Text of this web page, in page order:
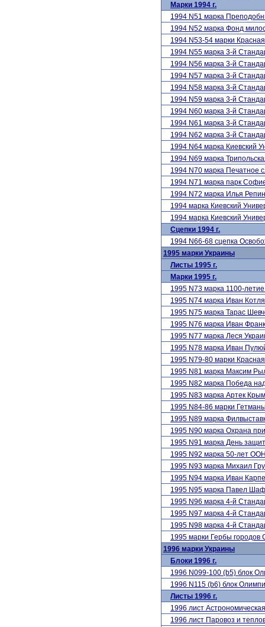
Марки 1994 г.
1994 N51 марка
1994 N52 марка Фонд
1994 N53-54 марки
1994 N55 марка 3-й
1994 N56 марка 3-й
1994 N57 марка 3-й
1994 N58 марка 3-й
1994 N59 марка 3-й
1994 N60 марка 3-й
1994 N61 марка 3-й
1994 N62 марка 3-й
1994 N64 марка Киевский
1994 N69 марка
1994 N70 марка Печатное
1994 N71 марка парк
1994 N72 марка Илья
1994 марка Киевский
1994 марка Киевский
Сцепки 1994 г.
1994 N66-68 сцепка
1995 марки Украины
Листы 1995 г.
Марки 1995 г.
1995 N73 марка 1100-
1995 N74 марка Иван
1995 N75 марка Тарас
1995 N76 марка Иван
1995 N77 марка Леся
1995 N78 марка Иван
1995 N79-80 марки
1995 N81 марка Максим
1995 N82 марка Победа
1995 N83 марка Артек Крым
1995 N84-86 марки
1995 N89 марка
1995 N90 марка Охрана
1995 N91 марка День
1995 N92 марка 50-лет
1995 N93 марка Михаил
1995 N94 марка Иван
1995 N95 марка Павел
1995 N96 марка 4-й
1995 N97 марка 4-й
1995 N98 марка 4-й
1995 марки Гербы
1996 марки Украины
Блоки 1996 г.
1996 N099-100 (b5) блок
1996 N115 (b6) блок
Листы 1996 г.
1996 лист
1996 лист Паровоз и